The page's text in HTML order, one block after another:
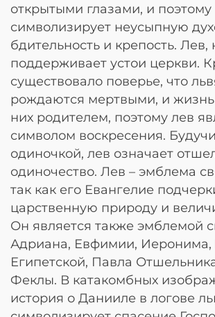
открытыми глазами, и поэтому
символизирует неусыпную
бдительность и крепость. Лев,
поддерживает устои церкви.
существовало поверье, что
рождаются мертвыми, и жизнь
них родителем, поэтому лев
символом воскресения.
одиночкой, лев означает
одиночество. Лев – эмблема
так как его Евангелие
царственную природу и
Он является также эмблемой
Адриана, Евфимии,
Египетской, Павла
Феклы. В катакомбных
история о Данииле в логове